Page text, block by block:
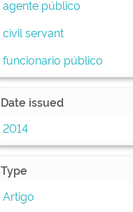
agente público
civil servant
funcionario público
Date issued
2014
Type
Artigo